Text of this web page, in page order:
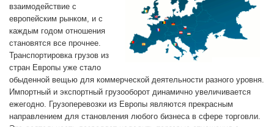
взаимодействие с
европейским рынком, и с
каждым годом отношения
становятся все прочнее.
Транспортировка грузов из
стран Европы уже стало
обыденной вещью для коммерческой деятельности разного уровня.
Импортный и экспортный грузооборот динамично увеличивается
ежегодно. Грузоперевозки из Европы являются прекрасным
направлением для становления любого бизнеса в сфере торговли.